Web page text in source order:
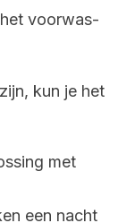
voorwas-
kun je het
met
een nacht